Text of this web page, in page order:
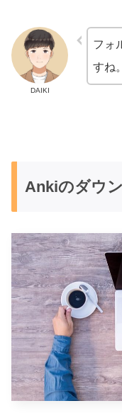
DAIKI
フォ
すね。
Ankiのダウ